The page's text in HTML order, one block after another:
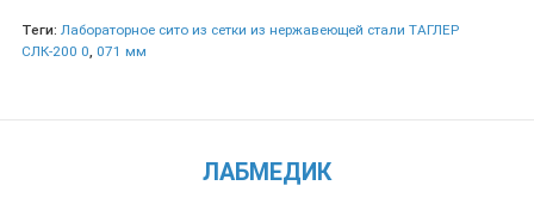
Теги: Лабораторное сито из сетки из нержавеющей стали ТАГЛЕР
СЛК-200 0 071 мм
ЛАБМЕДИК